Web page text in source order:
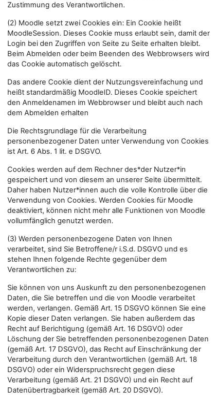
Zustimmung des Verantwortlichen.
(2) Moodle setzt zwei Cookies ein: Ein Cookie heißt
MoodleSession. Dieses Cookie muss erlaubt sein, damit der
Login bei den Zugriffen von Seite zu Seite erhalten bleibt.
Beim Abmelden oder beim Beenden des Webbrowsers wird
das Cookie automatisch gelöscht.
Das andere Cookie dient der Nutzungsvereinfachung und
heißt standardmäßig MoodleID. Dieses Cookie speichert
den Anmeldenamen im Webbrowser und bleibt auch nach
dem Abmelden erhalten
Die Rechtsgrundlage für die Verarbeitung
personenbezogener Daten unter Verwendung von Cookies
ist Art. 6 Abs. 1 lit. e DSGVO.
Cookies werden auf dem Rechner des*der Nutzer*in
gespeichert und von diesem an unserer Seite übermittelt.
Daher haben Nutzer*innen auch die volle Kontrolle über die
Verwendung von Cookies. Werden Cookies für Moodle
deaktiviert, können nicht mehr alle Funktionen von Moodle
vollumfänglich genutzt werden.
(3) Werden personenbezogene Daten von Ihnen
verarbeitet, sind Sie Betroffene/r i.S.d. DSGVO und es
stehen Ihnen folgende Rechte gegenüber dem
Verantwortlichen zu:
Sie können von uns Auskunft zu den personenbezogenen
Daten, die Sie betreffen und die von Moodle verarbeitet
werden, verlangen. Gemäß Art. 15 DSGVO können Sie eine
Kopie dieser Daten verlangen. Sie haben außerdem das
Recht auf Berichtigung (gemäß Art. 16 DSGVO) oder
Löschung der Sie betreffenden personenbezogenen Daten
(gemäß Art. 17 DSGVO), das Recht auf Einschränkung der
Verarbeitung durch den Verantwortlichen (gemäß Art. 18
DSGVO) oder ein Widerspruchsrecht gegen diese
Verarbeitung (gemäß Art. 21 DSGVO) und ein Recht auf
Datenübertragbarkeit (gemäß Art. 20 DSGVO).